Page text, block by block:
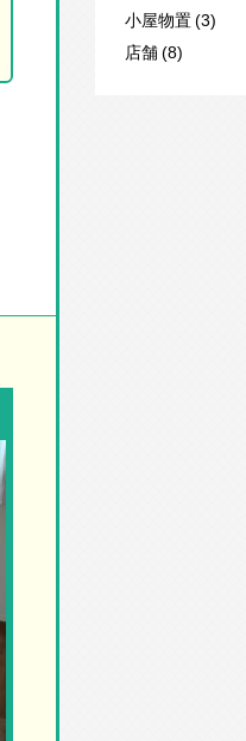
小屋物置 (3)
店舗 (8)